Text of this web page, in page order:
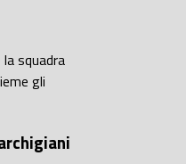
squadra
gli